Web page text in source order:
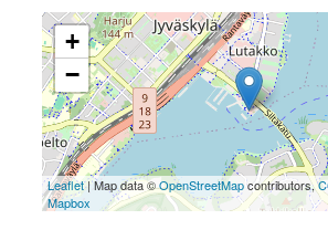
+
−
Leaflet| Map data ©OpenStreetMapcontributors,
Mapbox